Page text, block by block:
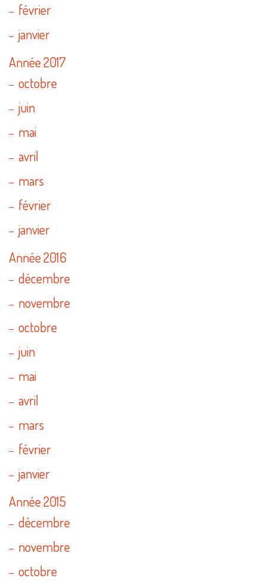
février
janvier
Année 2017
octobre
juin
mai
avril
mars
février
janvier
Année 2016
décembre
novembre
octobre
juin
mai
avril
mars
février
janvier
Année 2015
décembre
novembre
octobre